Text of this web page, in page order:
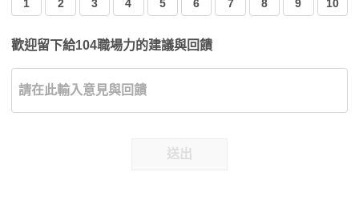
1 2 3 4 5 6 7 8 9 10
歡迎留下給104職場力的建議與回饋
送出